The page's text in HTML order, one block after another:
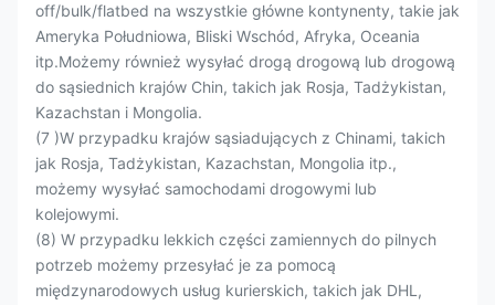
off/bulk/flatbed na wszystkie główne kontynenty, takie jak
Ameryka Południowa, Bliski Wschód, Afryka, Oceania
itp.Możemy również wysyłać drogą drogową lub drogową
do sąsiednich krajów Chin, takich jak Rosja, Tadżykistan,
Kazachstan i Mongolia.
(7 )W przypadku krajów sąsiadujących z Chinami, takich
jak Rosja, Tadżykistan, Kazachstan, Mongolia itp.,
możemy wysyłać samochodami drogowymi lub
kolejowymi.
(8) W przypadku lekkich części zamiennych do pilnych
potrzeb możemy przesyłać je za pomocą
międzynarodowych usług kurierskich, takich jak DHL,